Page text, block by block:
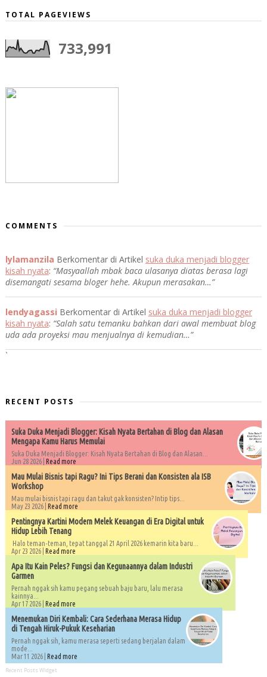
TOTAL PAGEVIEWS
733,991
COMMENTS
lylamanzila Berkomentar di Artikel suka duka menjadi blogger
kisah nyata: “Masyaallah mbak baca ulasanya diatas berasa lagi
disemangati sesama bloger hehe. Akupun merasakan…”
lendyagassi Berkomentar di Artikel suka duka menjadi blogger
kisah nyata: “Salah satu temanku bahkan dari awal membuat blog
uda ada proyeksi mau menjualnya di kemudian…”
`
RECENT POSTS
Suka Duka Menjadi Blogger: Kisah Nyata Bertahan di Blog dan Alasan
Mengapa Kamu Harus Memulai
Suka Duka Menjadi Blogger: Kisah Nyata Bertahan di Blog dan Alasan...
Jun 28 2026 | Read more
Mau Mulai Bisnis tapi Ragu? Ini Tips Berani dan Konsisten ala ISB
Workshop
Mau mulai bisnis tapi ragu dan takut gak konsisten? Intip tips...
May 23 2026 | Read more
Pentingnya Kartini Modern Melek Keuangan di Era Digital untuk
Hidup Lebih Tenang
Halo teman-teman, tepat tanggal 21 April 2026 kemarin kita baru...
Apr 23 2026 | Read more
Apa Itu Kain Peles? Fungsi dan Kegunaannya dalam Industri
Garmen
Pernah nggak sih kamu pegang sebuah baju baru, lalu merasa
kainnya...
Apr 17 2026 | Read more
Menemukan Diri Kembali: Cara Sederhana Merasa Hidup
di Tengah Hiruk-Pukuk Keseharian
Pernah nggak sih, kamu merasa seperti sedang berjalan dalam
mode...
Mar 11 2026 | Read more
Recent Posts Widget